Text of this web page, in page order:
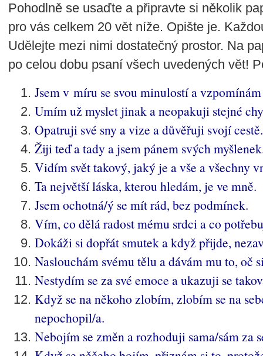
Pohodlně se usaďte a připravte si několik
pro vás celkem 20 vět níže. Opište je.
Udělejte mezi nimi dostatečný prostor. Na
po celou dobu psaní všech uvedených vět!
Jsem v míru se svou minulostí a
Umím už myslet jinak a neopakuji stejné
Opatruji své sny a vize a důvěřuji svojí cestě.
Žiji teď a tady a jsem pánem svých
Vidím svět takový, jaký je a vše a všechny
Ta největší láska, kterou hledám, je ve mně.
Jsem ochotná/ý se mít rád, bez podmínek.
Vím, co dělá radost mému srdci a co
Dokáži si dopřát smutek a když přijde,
Naslouchám svému tělu a dávám mu to, oč
Nestydím se za své emoce a ukazuji se
Když se na někoho zlobím, zlobím se na
nepochopil/a.
Nebojím se změn a rozhoduji sama/sám za